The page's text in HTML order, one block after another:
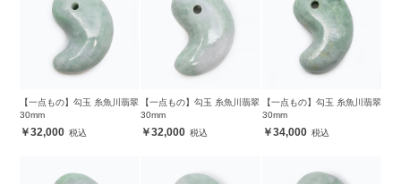
【一点もの】勾玉 糸魚川翡翠
30mm
32,000
【一点もの】勾玉 糸魚川翡翠
30mm
32,000
【一点もの】勾玉 糸魚川翡翠
30mm
34,000